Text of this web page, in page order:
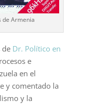
de Armenia
de Dr. Político en
e
en el
y comentado la
y la